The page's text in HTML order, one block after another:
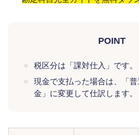
POINT
税区分は「課対仕入」です。
現金で支払った場合は、「
金」に変更して仕訳します。